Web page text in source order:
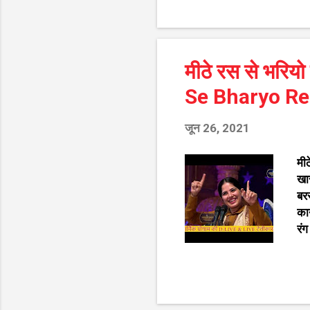
मीठे रस से
Se Bharyo
जून 26, 2021
रंग